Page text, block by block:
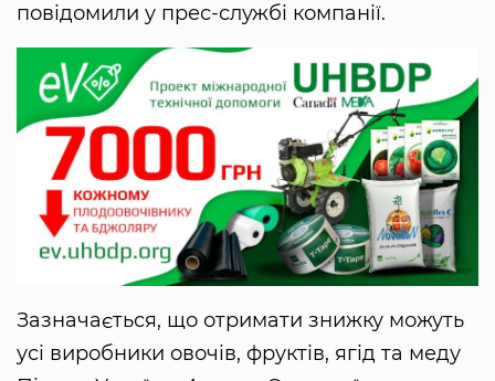
повідомили у прес-службі компанії.
Зазначається, що отримати знижку можуть
усі виробники овочів, фруктів, ягід та меду